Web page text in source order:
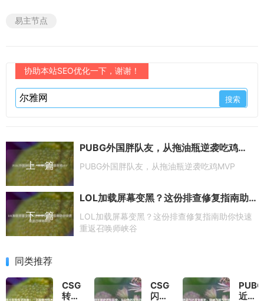
易主节点
协助本站SEO优化一下，谢谢！
上一篇
PUBG外国胖队友，从拖油瓶逆袭吃鸡MVP
PUBG外国胖队友，从拖油瓶逆袭吃鸡MVP
下一篇
LOL加载屏幕变黑？这份排查修复指南助你快速重返召唤师峡谷
LOL加载屏幕变黑？这份排查修复指南助你快速
重返召唤师峡谷
同类推荐
CSGO
转土
CSGO
闪光
PUBG
近战